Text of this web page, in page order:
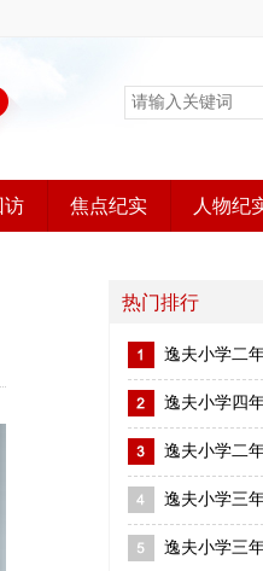
访 焦点纪实 人物纪
热门排行
逸夫小学二
逸夫小学四
逸夫小学二
逸夫小学三
逸夫小学三